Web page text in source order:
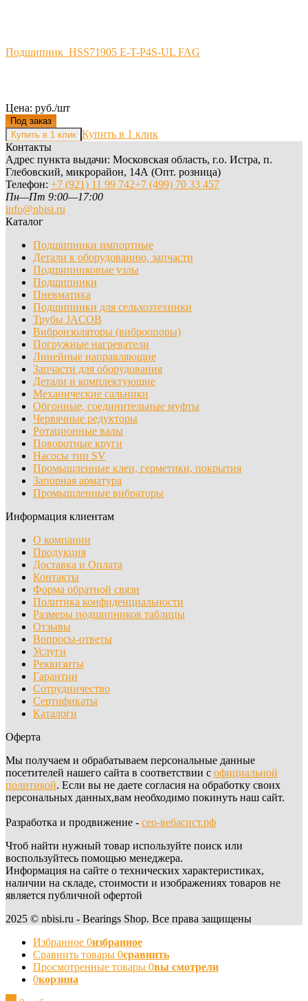
Подшипник HSS71905 E-T-P4S-UL FAG
Цена: руб./шт
Под заказ
Купить в 1 клик
Контакты
Адрес пункта выдачи: Московская область, г.о. Истра, п.
Глебовский, микрорайон, 14А (Опт. розница)
Телефон: +7 (921) 11 99 742+7 (499) 70 33 457
Пн—Пт 9:00—17:00
info@nbisi.ru
Каталог
Подшипники импортные
Детали к оборудованию, запчасти
Подшипниковые узлы
Подшипники
Пневматика
Подшипники для сельхозтехники
Трубы JACOB
Виброизоляторы (виброопоры)
Погружные нагреватели
Линейные направляющие
Запчасти для оборудования
Детали и комплектующие
Механические сальники
Обгонные, соединительные муфты
Червячные редукторы
Ротационные валы
Поворотные круги
Насосы тип SV
Промышленные клеи, герметики, покрытия
Запорная арматура
Промышленные вибраторы
Информация клиентам
О компании
Продукция
Доставка и Оплата
Контакты
Форма обратной связи
Политика конфиденциальности
Размеры подшипников таблицы
Отзывы
Вопросы-ответы
Услуги
Реквизиты
Гарантии
Сотрудничество
Сертификаты
Каталоги
Оферта
Мы получаем и обрабатываем персональные данные
посетителей нашего сайта в соответствии с официальной
политикой. Если вы не даете согласия на обработку своих
персональных данных,вам необходимо покинуть наш сайт.
Разработка и продвижение - сео-вебасист.рф
Чтоб найти нужный товар используйте поиск или
воспользуйтесь помощью менеджера.
Информация на сайте о технических характеристиках,
наличии на складе, стоимости и изображениях товаров не
является публичной офертой
2025 © nbisi.ru - Bearings Shop. Все права защищены
Избранное 0избранное
Сравнить товары 0сравнить
Просмотренные товары 0вы смотрели
0корзина